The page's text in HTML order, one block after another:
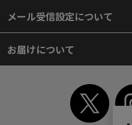
メール受信設定について
お届けについて